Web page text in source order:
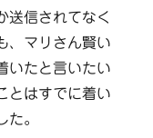
送信されてなく
、マリさん賢い
いたと言いたい
とはすでに着い
た。